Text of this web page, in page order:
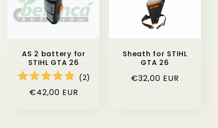
AS 2 battery for
STIHL GTA 26
(2)
Regular
€42,00 EUR
Sheath for STIHL
GTA 26
Regular
€32,00 EUR